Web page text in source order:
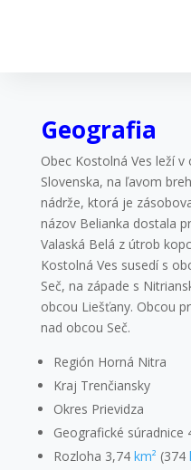
Geografia
Obec Kostolná Ves leží
Slovenska, na ľavom
nádrže, ktorá je
názov Belianka dostala
Valaská Belá z útrob
Kostolná Ves susedí s
Seč, na západe s
obcou Liešťany. Obcou
nad obcou Seč.
Región Horná Nitra
Kraj Trenčiansky
Okres Prievidza
Geografické súradnice
Rozloha 3,74 km² (374